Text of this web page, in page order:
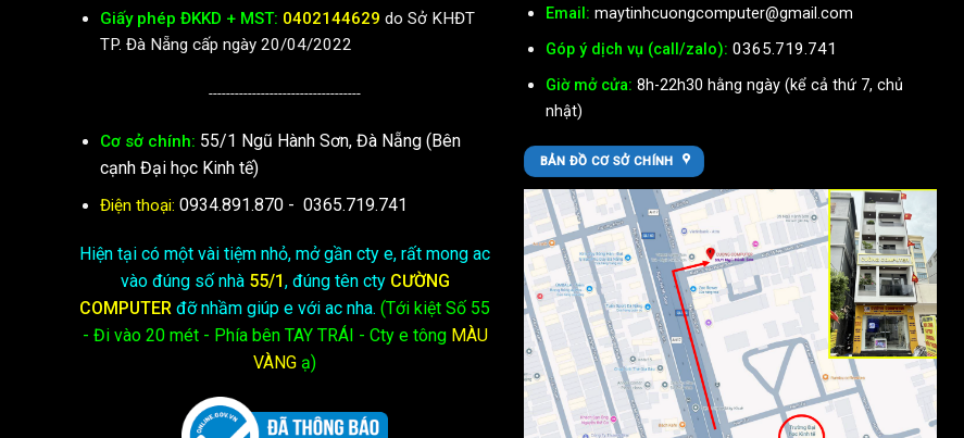
Giấy phép ĐKKD + MST: 0402144629 do Sở KHĐT
TP. Đà Nẵng cấp ngày 20/04/2022
-----------------------------------
Cơ sở chính: 55/1 Ngũ Hành Sơn, Đà Nẵng (Bên
cạnh Đại học Kinh tế)
Điện thoại: 0934.891.870 - 0365.719.741
Hiện tại có một vài tiệm nhỏ, mở gần cty e, rất mong ac
vào đúng số nhà 55/1, đúng tên cty CƯỜNG
COMPUTER đỡ nhầm giúp e với ac nha. (Tới kiệt Số 55
- Đi vào 20 mét - Phía bên TAY TRÁI - Cty e tôngMÀU
VÀNG ạ)
Email: maytinhcuongcomputer@gmail.com
Góp ý dịch vụ (call/zalo): 0365.719.741
Giờ mở cửa: 8h-22h30 hằng ngày (kể cả thứ 7, chủ
nhật)
BẢN ĐỒ CƠ SỞ CHÍNH